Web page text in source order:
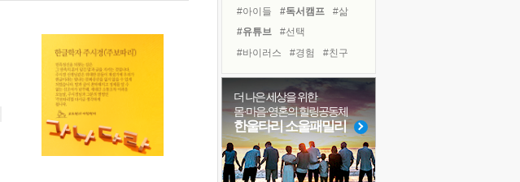
꿈이 실제가 되는 것
'말 타는 법'을 먼저
졸업식 사진을 보며
극심한 변비, 어깨결림, 수면 장애
아픈 아버지를 위한 공간 설계
#아이들 #독서캠프
#삶
#유튜브
#선택
#바이러스
#경험
#친구
#링컨학교
#계획
#도움
#명상
#극복
#나눔
#다짐
#건강
#면역력
#위기
#독서
#비전캠프
#희망
더 나은 세상을 위한
몸·마음·영혼의 힐링공동체
한울타리 소울패밀리